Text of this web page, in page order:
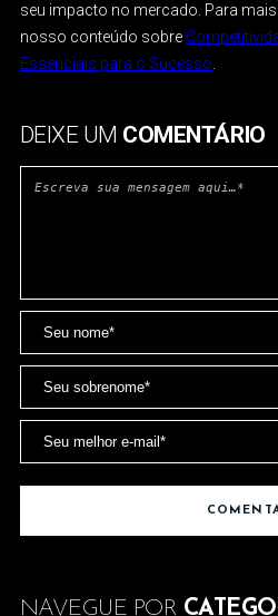
seu impacto no mercado. Para
nosso conteúdo sobre
Essenciais para o Sucesso
DEIXE UM COMENTÁRIO
NAVEGUE POR